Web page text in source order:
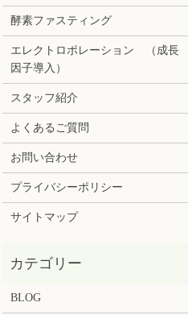
酵素ファスティング
エレクトロポレーション （成長
因子導入）
スタッフ紹介
よくあるご質問
お問い合わせ
プライバシーポリシー
サイトマップ
BLOG